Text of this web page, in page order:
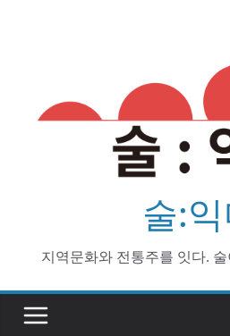
술:
지역문화와 전통주를 잇다.